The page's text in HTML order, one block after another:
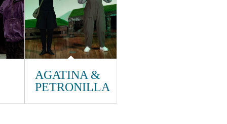
AGATINA &
PETRONILLA